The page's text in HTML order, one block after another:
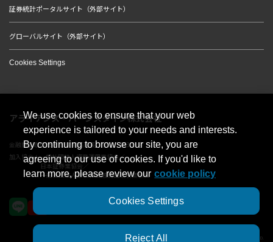
証券統計ポータルサイト（外部サイト）
グローバルサイト（外部サイト）
Cookies Settings
アライアンス・バーンスタイン株式会社
金融商品取引業者 関東財務局長（金商）第303号
加入協会：一般社団法人資産運用業協会／
日本証券業協会／
一般社団法人第二種金融商品取引業協会
© 2023 AllianceBernstein Japan Ltd. ALL RIGHTS RESERVED.
We use cookies to ensure that your web
experience is tailored to your needs and interests.
By continuing to browse our site, you are
agreeing to our use of cookies. If you'd like to
learn more, please review our cookie policy
Cookies Settings
Reject All